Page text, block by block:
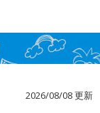
2026/08/08 更新